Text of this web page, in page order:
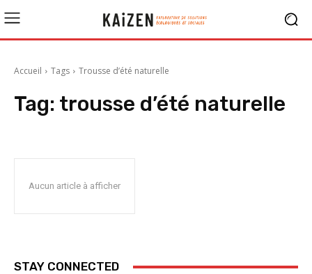
Accueil Tags Trousse d’été naturelle
Tag: trousse d’été naturelle
Aucun article à afficher
STAY CONNECTED